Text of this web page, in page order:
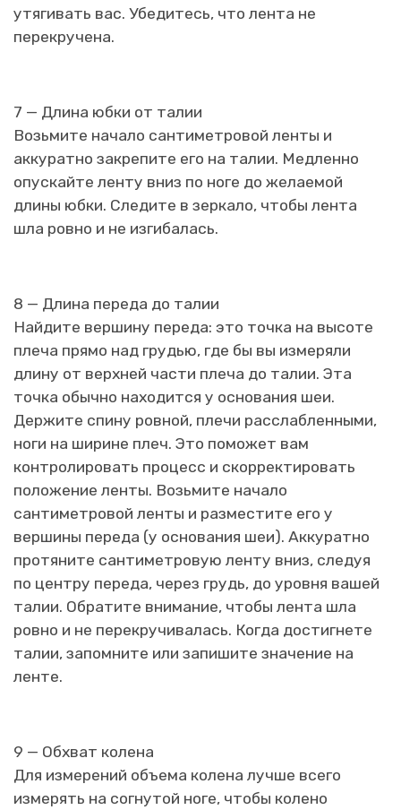
утягивать вас. Убедитесь, что лента не
перекручена.
7 — Длина юбки от талии
Возьмите начало сантиметровой ленты и
аккуратно закрепите его на талии. Медленно
опускайте ленту вниз по ноге до желаемой
длины юбки. Следите в зеркало, чтобы лента
шла ровно и не изгибалась.
8 — Длина переда до талии
Найдите вершину переда: это точка на высоте
плеча прямо над грудью, где бы вы измеряли
длину от верхней части плеча до талии. Эта
точка обычно находится у основания шеи.
Держите спину ровной, плечи расслабленными,
ноги на ширине плеч. Это поможет вам
контролировать процесс и скорректировать
положение ленты. Возьмите начало
сантиметровой ленты и разместите его у
вершины переда (у основания шеи). Аккуратно
протяните сантиметровую ленту вниз, следуя
по центру переда, через грудь, до уровня вашей
талии. Обратите внимание, чтобы лента шла
ровно и не перекручивалась. Когда достигнете
талии, запомните или запишите значение на
ленте.
9 — Обхват колена
Для измерений объема колена лучше всего
измерять на согнутой ноге, чтобы колено